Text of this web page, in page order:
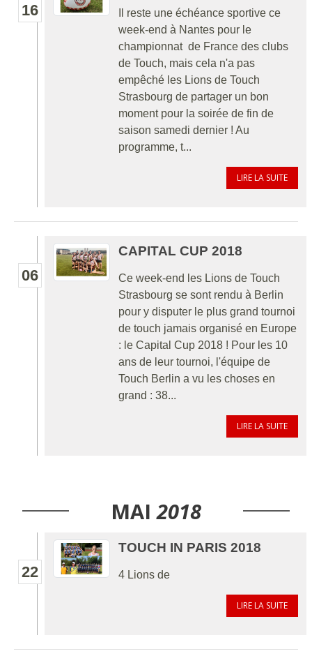
16
Il reste une échéance sportive ce
week-end à Nantes pour le
championnat de France des clubs
de Touch, mais cela n'a pas
empêché les Lions de Touch
Strasbourg de partager un bon
moment pour la soirée de fin de
saison samedi dernier ! Au
programme, t...
LIRE LA SUITE
06
CAPITAL CUP 2018
Ce week-end les Lions de Touch
Strasbourg se sont rendu à Berlin
pour y disputer le plus grand tournoi
de touch jamais organisé en Europe
: le Capital Cup 2018 ! Pour les 10
ans de leur tournoi, l'équipe de
Touch Berlin a vu les choses en
grand : 38...
LIRE LA SUITE
MAI 2018
22
TOUCH IN PARIS 2018
4 Lions de
LIRE LA SUITE